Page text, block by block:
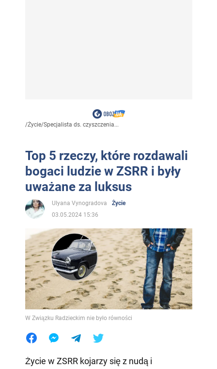
/Życie/Specjalista ds. czyszczenia...
Top 5 rzeczy, które rozdawali
bogaci ludzie w ZSRR i były
uważane za luksus
Ulyana Vynogradova
Życie
03.05.2024 15:36
W Związku Radzieckim nie było równości
Życie w ZSRR kojarzy się z nudą i